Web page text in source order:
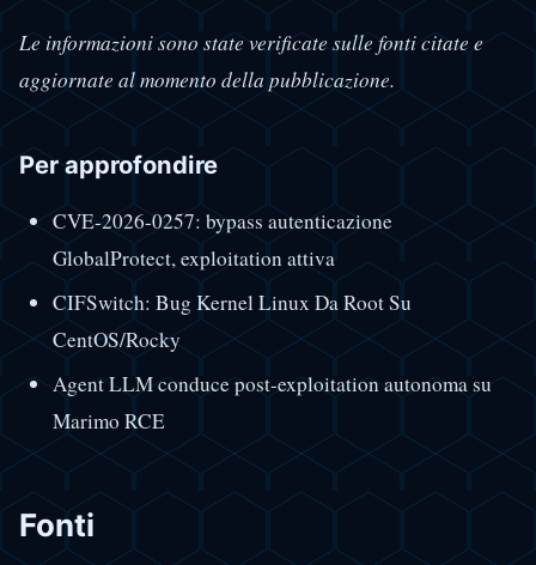
Le informazioni sono state verificate sulle fonti citate e
aggiornate al momento della pubblicazione.
Per approfondire
CVE-2026-0257: bypass autenticazione
GlobalProtect, exploitation attiva
CIFSwitch: Bug Kernel Linux Da Root Su
CentOS/Rocky
Agent LLM conduce post-exploitation autonoma su
Marimo RCE
Fonti